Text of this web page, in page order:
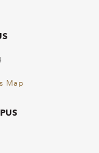
Map